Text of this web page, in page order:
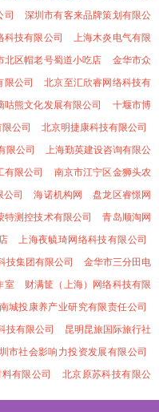
司
深圳市有客来品牌策划有限公
科技有限公司
上海木炎电气有限
北区帽老号蜀道小吃店
金华市众
限公司
北京至汇欣睿网络科技有
咕熊文化发展有限公司
十堰市博
公司
北京明捷康科技有限公司
限公司
上海勤英建设咨询有限公
有限公司
南京市江宁区金狮头农
司 海诺机构网
盘龙区睿憬网
特测控技术有限公司
青岛顺淘网
上海夜毓琦网络科技有限公司
技集团有限公司
金华市三分田电
室
财满筐（上海）网络科技有限
城投康养产业研究有限责任公司
技有限公司
昆明昆旅国际旅行社
市社会影响力投资发展有限公司
有限公司
北京原苏科技有限公